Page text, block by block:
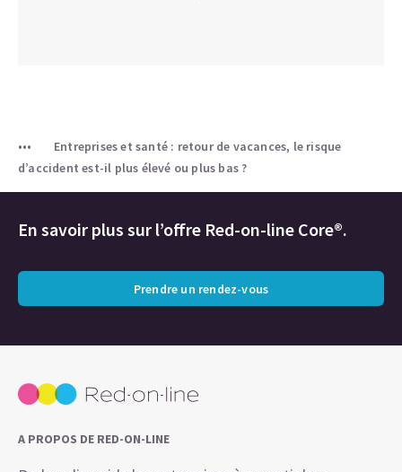
Entreprises et santé : retour de vacances, le risque
d’accident est-il plus élevé ou plus bas ?
En savoir plus sur l’offre Red-on-line Core®.
Prendre un rendez-vous
A PROPOS DE RED-ON-LINE